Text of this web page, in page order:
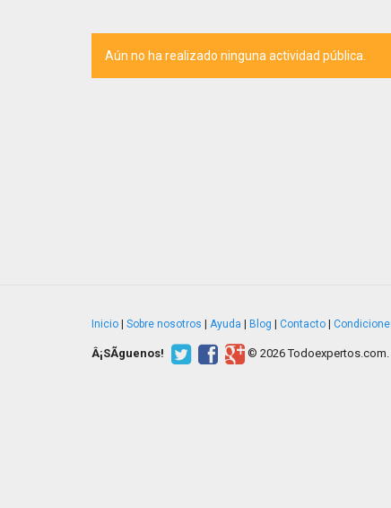
Aún no ha realizado ninguna actividad pública.
Inicio Sobre nosotros Ayuda Blog Contacto
Â¡SÃ­guenos! © 2026 Todoexpertos.com.